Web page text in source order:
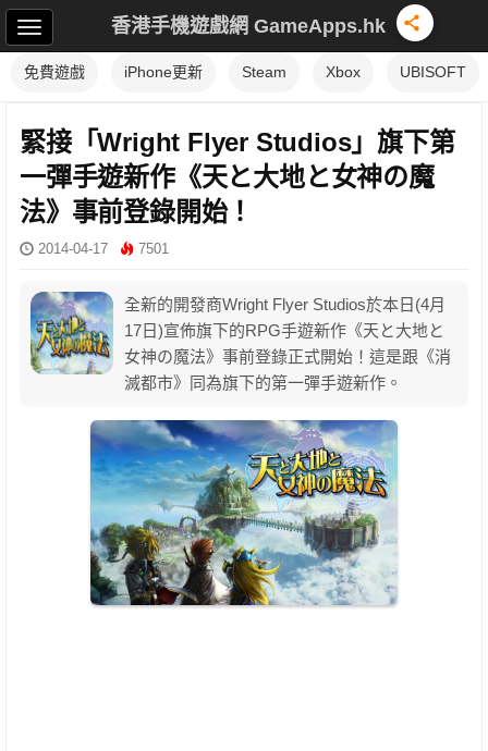
香港手機遊戲網 GameApps.hk
免費遊戲 iPhone更新 Steam Xbox UBISOFT
緊接「Wright Flyer Studios」旗下第
一彈手遊新作《天と大地と女神の魔
法》事前登錄開始！
2014-04-17 7501
全新的開發商Wright Flyer Studios於本日(4月
17日)宣佈旗下的RPG手遊新作《天と大地と
女神の魔法》事前登錄正式開始！這是跟《消
滅都市》同為旗下的第一彈手遊新作。